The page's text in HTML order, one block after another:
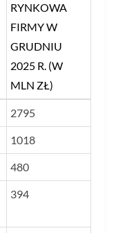
RYNKOWA
FIRMY W
GRUDNIU
2025 R. (W
MLN ZŁ)
WARTOŚĆ
RYNKOWA
FIRMY W
GRUDNIU
2795
1018
480
394